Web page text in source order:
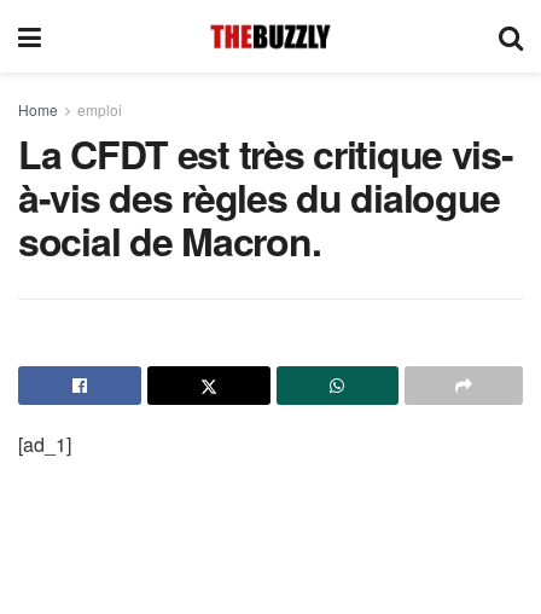
Home emploi
La CFDT est très critique vis-
à-vis des règles du dialogue
social de Macron.
[ad_1]